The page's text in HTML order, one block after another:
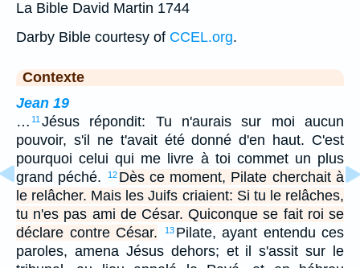
La Bible David Martin 1744
Darby Bible courtesy of CCEL.org.
Contexte
Jean 19
… 11 Jésus répondit: Tu n'aurais sur moi aucun
pouvoir, s'il ne t'avait été donné d'en haut. C'est
pourquoi celui qui me livre à toi commet un plus
grand péché.
12 Dès ce moment, Pilate cherchait à
le relâcher. Mais les Juifs criaient: Si tu le relâches,
tu n'es pas ami de César. Quiconque se fait roi se
déclare contre César.
13 Pilate, ayant entendu ces
paroles, amena Jésus dehors; et il s'assit sur le